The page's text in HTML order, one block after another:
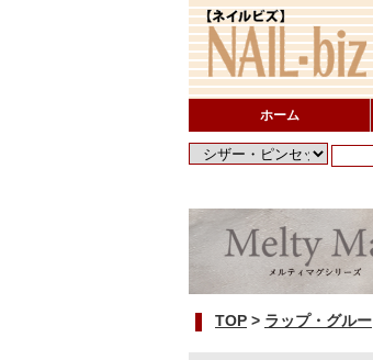
ホーム
TOP > ラップ・グルー